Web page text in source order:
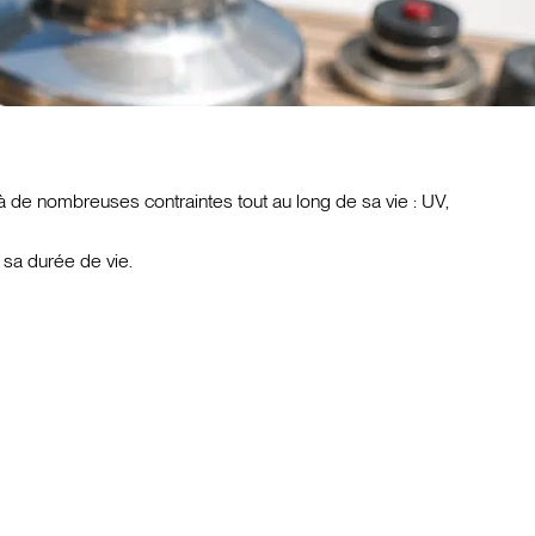
nombreuses contraintes tout au long de sa vie : UV,
durée de vie.